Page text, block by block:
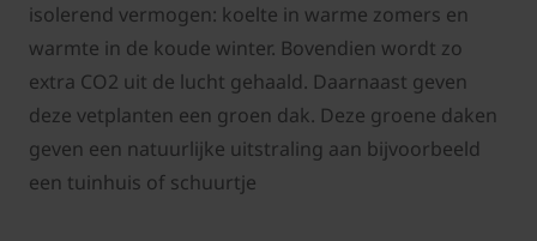
isolerend vermogen: koelte in warme zomers en
warmte in de koude winter. Bovendien wordt zo
extra CO2 uit de lucht gehaald. Daarnaast geven
deze vetplanten een groen dak. Deze groene daken
geven een natuurlijke uitstraling aan bijvoorbeeld
een tuinhuis of schuurtje